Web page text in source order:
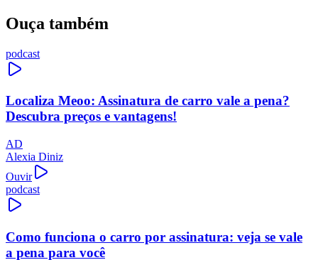
Ouça também
podcast
Localiza Meoo: Assinatura de carro vale a pena?
Descubra preços e vantagens!
AD
Alexia Diniz
Ouvir
podcast
Como funciona o carro por assinatura: veja se vale
a pena para você